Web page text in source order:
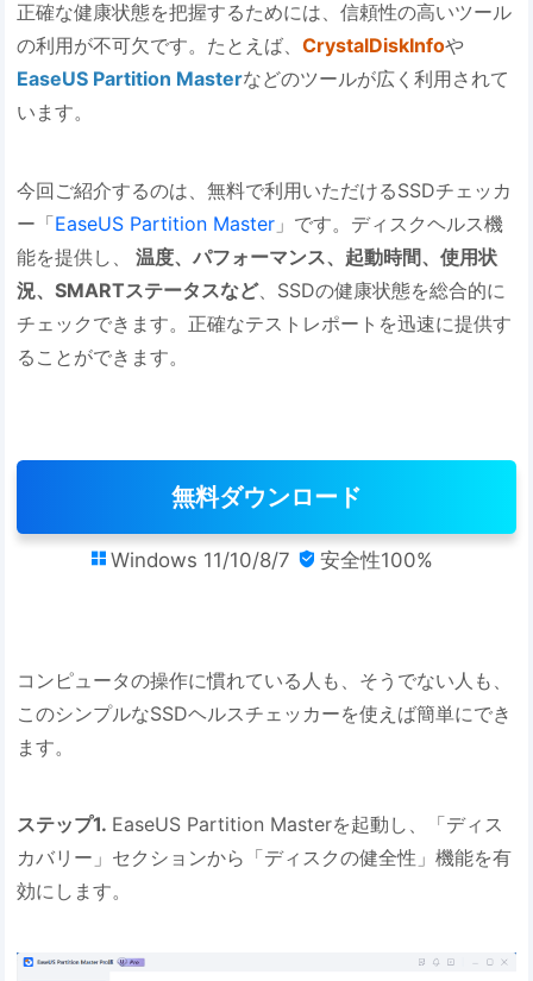
正確な健康状態を把握するためには、信頼性の高いツール
の利用が不可欠です。たとえば、CrystalDiskInfoや
EaseUS Partition Masterなどのツールが広く利用されて
います。
今回ご紹介するのは、無料で利用いただけるSSDチェッカ
ー「EaseUS Partition Master 」です。ディスクヘルス機
能を提供し、
温度、パフォーマンス、起動時間、使用状
況、SMARTステータスなど、SSDの健康状態を総合的に
チェックできます。正確なテストレポートを迅速に提供す
ることができます。
無料ダウンロード
 Windows 11/10/8/7  安全性100%
コンピュータの操作に慣れている人も、そうでない人も、
このシンプルなSSDヘルスチェッカーを使えば簡単にでき
ます。
ステップ1. EaseUS Partition Masterを起動し、「ディス
カバリー」セクションから「ディスクの健全性」機能を有
効にします。